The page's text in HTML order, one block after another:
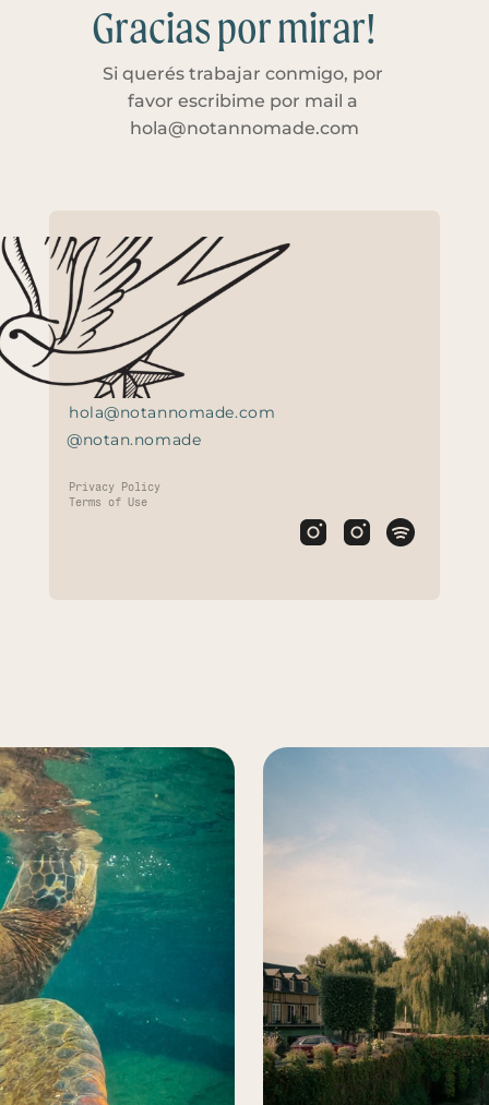
Gracias por mirar!
Si querés trabajar conmigo, por
favor escribime por mail a
hola@notannomade.com
hola@notannomade.com
@notan.nomade
Privacy Policy
Terms of Use